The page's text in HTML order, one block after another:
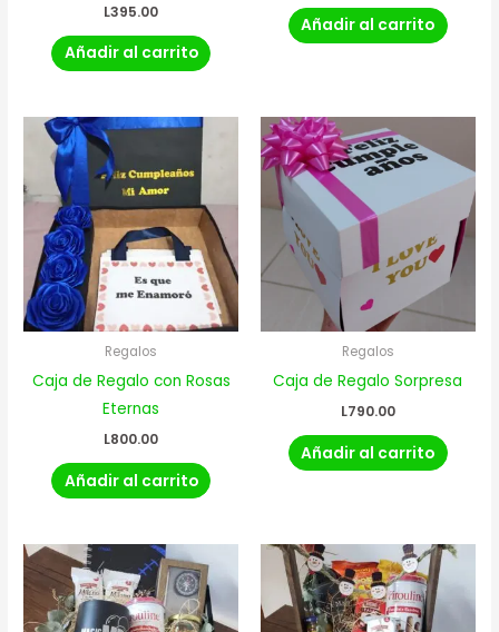
L395.00
Añadir al carrito
Añadir al carrito
Regalos
Caja de Regalo con Rosas
Eternas
L800.00
Añadir al carrito
Regalos
Caja de Regalo Sorpresa
L790.00
Añadir al carrito